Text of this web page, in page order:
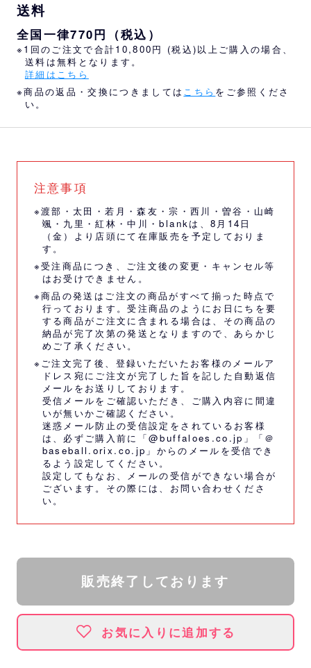
送料
全国一律770円（税込）
※1回のご注文で合計10,800円 (税込)以上ご購入の場合、
送料は無料となります。
詳細はこちら
※商品の返品・交換につきましては こちら をご参照くださ
い。
注意事項
※渡部・太田・若月・森友・宗・西川・曽谷・山崎
颯・九里・紅林・中川・blankは、8月14日
（金）より店頭にて在庫販売を予定しておりま
す。
※受注商品につき、ご注文後の変更・キャンセル等
はお受けできません。
※商品の発送はご注文の商品がすべて揃った時点で
行っております。受注商品のようにお日にちを要
する商品がご注文に含まれる場合は、その商品の
納品が完了次第の発送となりますので、あらかじ
めご了承ください。
※ご注文完了後、登録いただいたお客様のメールア
ドレス宛にご注文が完了した旨を記した自動返信
メールをお送りしております。
受信メールをご確認いただき、ご購入内容に間違
いが無いかご確認ください。
迷惑メール防止の受信設定をされているお客様
は、必ずご購入前に「@buffaloes.co.jp」「＠
baseball.orix.co.jp」からのメールを受信でき
るよう設定してください。
設定してもなお、メールの受信ができない場合が
ございます。その際には、 お問い合わせくださ
い。
販売終了しております
お気に入りに追加する